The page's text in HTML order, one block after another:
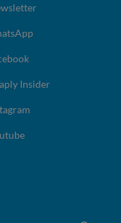
Insider